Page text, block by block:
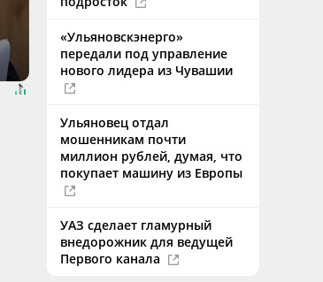
«Ульяновскэнерго»
передали под управление
нового лидера из Чувашии
Ульяновец отдал
мошенникам почти
миллион рублей, думая, что
покупает машину из Европы
УАЗ сделает гламурный
внедорожник для ведущей
Первого канала